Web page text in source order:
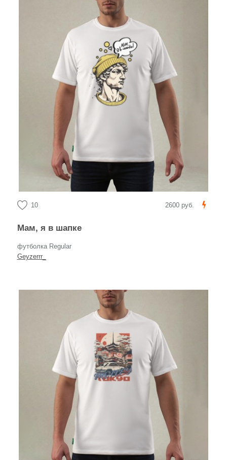
10 2600 руб.
Мам, я в шапке
футболка Regular
Geyzerrr_